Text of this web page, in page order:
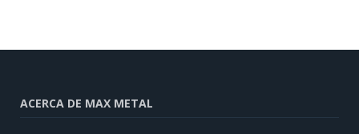
ACERCA DE MAX METAL